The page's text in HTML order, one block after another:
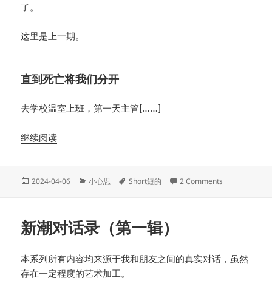
了。
这里是上一期。
直到死亡将我们分开
去学校温室上班，第一天主管[……]
继续阅读
Posted
2024-04-06 Categories
小心思 Tags
Short短的 2 Comments
新潮对话录（第一辑）
本系列所有内容均来源于我和朋友之间的真实对话，虽然
存在一定程度的艺术加工。